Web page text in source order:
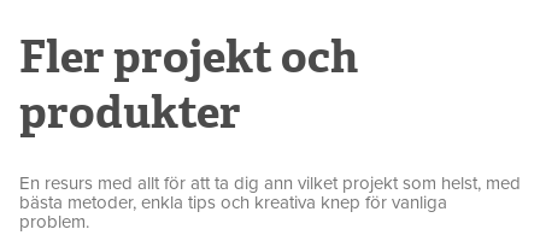
Fler projekt och
produkter
En resurs med allt för att ta dig ann vilket projekt som helst, med
bästa metoder, enkla tips och kreativa knep för vanliga
problem.